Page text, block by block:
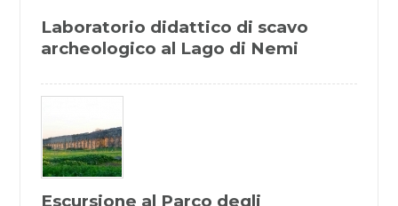
Laboratorio didattico di scavo
archeologico al Lago di Nemi
Escursione al Parco degli